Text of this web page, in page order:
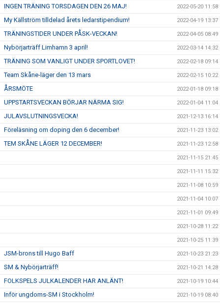
INGEN TRÄNING TORSDAGEN DEN 26 MAJ! 2022-05-20 11:58
My Källström tilldelad årets ledarstipendium! 2022-04-19 13:37
TRÄNINGSTIDER UNDER PÅSK-VECKAN! 2022-04-05 08:49
Nybörjarträff Limhamn 3 april! 2022-03-14 14:32
TRÄNING SOM VANLIGT UNDER SPORTLOVET! 2022-02-18 09:14
Team Skåne-läger den 13 mars 2022-02-15 10:22
ÅRSMÖTE 2022-01-18 09:18
UPPSTARTSVECKAN BÖRJAR NÄRMA SIG! 2022-01-04 11:04
JULAVSLUTNINGSVECKA! 2021-12-13 16:14
Föreläsning om doping den 6 december! 2021-11-23 13:02
TEM SKÅNE LÄGER 12 DECEMBER! 2021-11-23 12:58
2021-11-15 21:45
2021-11-11 15:32
2021-11-08 10:59
2021-11-04 10:07
2021-11-01 09:49
2021-10-28 11:22
2021-10-25 11:39
JSM-brons till Hugo Baff 2021-10-23 21:23
SM & Nybörjarträff! 2021-10-21 14:28
FOLKSPELS JULKALENDER HAR ANLÄNT! 2021-10-19 10:44
Inför ungdoms-SM i Stockholm! 2021-10-19 08:40